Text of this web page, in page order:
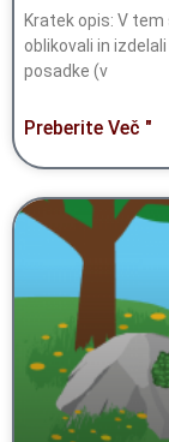
Kratek opis: V
oblikovali in
posadke (v
Preberite Več "